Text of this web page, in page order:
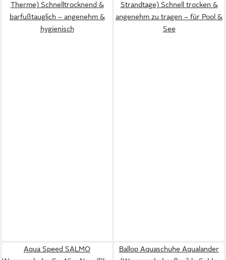
Therme) Schnelltrocknend &
barfußtauglich – angenehm &
hygienisch
Strandtage) Schnell trocken &
angenehm zu tragen – für Pool &
See
Aqua Speed SALMO
Ballop Aquaschuhe Aqualander